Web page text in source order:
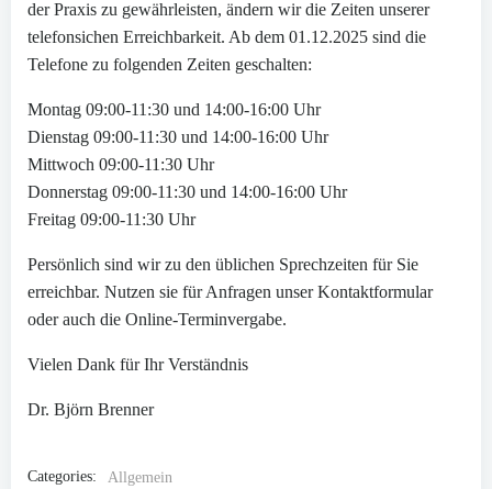
der Praxis zu gewährleisten, ändern wir die Zeiten unserer
telefonsichen Erreichbarkeit. Ab dem 01.12.2025 sind die
Telefone zu folgenden Zeiten geschalten:
Montag 09:00-11:30 und 14:00-16:00 Uhr
Dienstag 09:00-11:30 und 14:00-16:00 Uhr
Mittwoch 09:00-11:30 Uhr
Donnerstag 09:00-11:30 und 14:00-16:00 Uhr
Freitag 09:00-11:30 Uhr
Persönlich sind wir zu den üblichen Sprechzeiten für Sie
erreichbar. Nutzen sie für Anfragen unser Kontaktformular
oder auch die Online-Terminvergabe.
Vielen Dank für Ihr Verständnis
Dr. Björn Brenner
Categories:
Allgemein